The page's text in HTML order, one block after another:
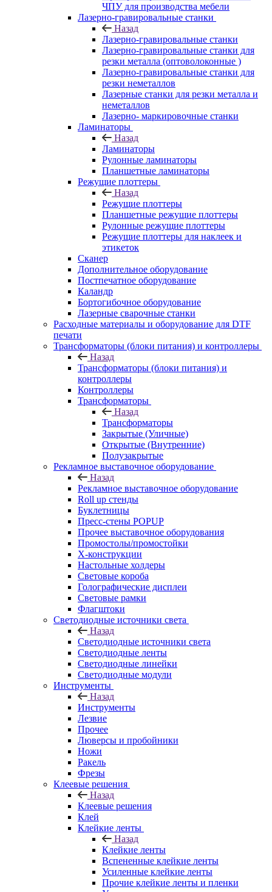
ЧПУ для производства мебели
Лазерно-гравировальные станки
Назад
Лазерно-гравировальные станки
Лазерно-гравировальные станки для
резки металла (оптоволоконные )
Лазерно-гравировальные станки для
резки неметаллов
Лазерные станки для резки металла и
неметаллов
Лазерно- маркировочные станки
Ламинаторы
Назад
Ламинаторы
Рулонные ламинаторы
Планшетные ламинаторы
Режущие плоттеры
Назад
Режущие плоттеры
Планшетные режущие плоттеры
Рулонные режущие плоттеры
Режущие плоттеры для наклеек и
этикеток
Сканер
Дополнительное оборудование
Постпечатное оборудование
Каландр
Бортогибочное оборудование
Лазерные сварочные станки
Расходные материалы и оборудование для DTF
печати
Трансформаторы (блоки питания) и контроллеры
Назад
Трансформаторы (блоки питания) и
контроллеры
Контроллеры
Трансформаторы
Назад
Трансформаторы
Закрытые (Уличные)
Открытые (Внутренние)
Полузакрытые
Рекламное выставочное оборудование
Назад
Рекламное выставочное оборудование
Roll up стенды
Буклетницы
Пресс-стены POPUP
Прочее выставочное оборудования
Промостолы/промостойки
Х-конструкции
Настольные холдеры
Световые короба
Голографические дисплеи
Световые рамки
Флагштоки
Светодиодные источники света
Назад
Светодиодные источники света
Светодиодные ленты
Светодиодные линейки
Светодиодные модули
Инструменты
Назад
Инструменты
Лезвие
Прочее
Люверсы и пробойники
Ножи
Ракель
Фрезы
Клеевые решения
Назад
Клеевые решения
Клей
Клейкие ленты
Назад
Клейкие ленты
Вспененные клейкие ленты
Усиленные клейкие ленты
Прочие клейкие ленты и пленки